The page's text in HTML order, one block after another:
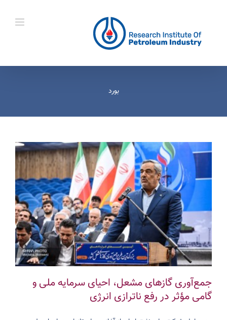
بورد
جمع‌آوری گازهای مشعل، احیای سرمایه ملی و
گامی مؤثر در رفع ناترازی انرژی